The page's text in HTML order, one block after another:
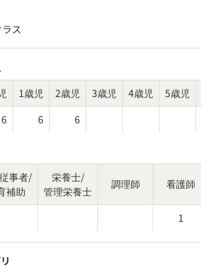
ス
1歳児 2歳児 3歳児 4歳児 5歳児
6 6 6
事者/
補助
栄養士/
管理栄養士
調理師 看護師
1